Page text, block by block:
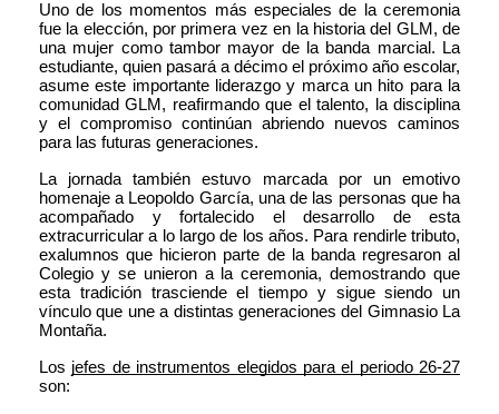
Uno de los momentos más especiales de la ceremonia
fue la elección, por primera vez en la historia del GLM, de
una mujer como tambor mayor de la banda marcial. La
estudiante, quien pasará a décimo el próximo año escolar,
asume este importante liderazgo y marca un hito para la
comunidad GLM, reafirmando que el talento, la disciplina
y el compromiso continúan abriendo nuevos caminos
para las futuras generaciones.
La jornada también estuvo marcada por un emotivo
homenaje a Leopoldo García, una de las personas que ha
acompañado y fortalecido el desarrollo de esta
extracurricular a lo largo de los años. Para rendirle tributo,
exalumnos que hicieron parte de la banda regresaron al
Colegio y se unieron a la ceremonia, demostrando que
esta tradición trasciende el tiempo y sigue siendo un
vínculo que une a distintas generaciones del Gimnasio La
Montaña.
Los jefes de instrumentos elegidos para el periodo 26-27
son: